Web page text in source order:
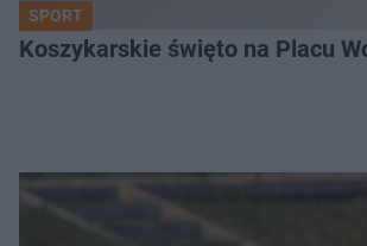
SPORT
Koszykarskie święto na Placu